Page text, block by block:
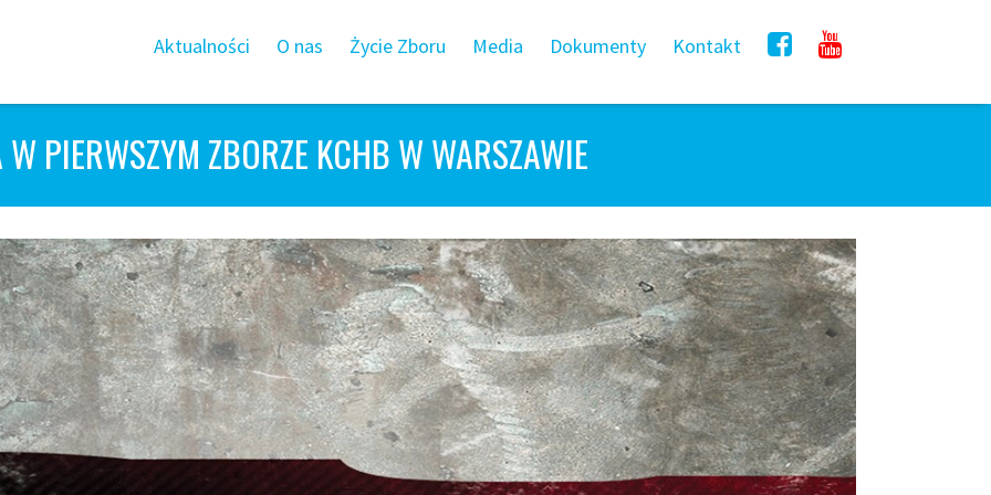
Aktualności O nas Życie Zboru Media Dokumenty Kontakt
PIERWSZYM ZBORZE KCHB W WARSZAWIE